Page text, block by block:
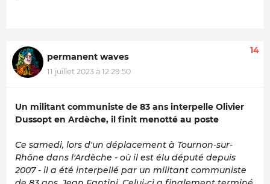
permanent waves
11 juillet 2023 à 12:29:50
14
Un militant communiste de 83 ans interpelle Olivier
Dussopt en Ardèche, il finit menotté au poste
Ce samedi, lors d'un déplacement à Tournon-sur-
Rhône dans l'Ardèche - où il est élu député depuis
2007 - il a été interpellé par un militant communiste